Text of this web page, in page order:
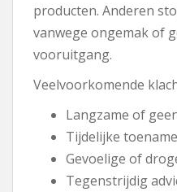
producten. Anderen
vanwege ongemak of
vooruitgang.
Veelvoorkomende
Langzame of
Tijdelijke
Gevoelige of
Tegenstrijdig